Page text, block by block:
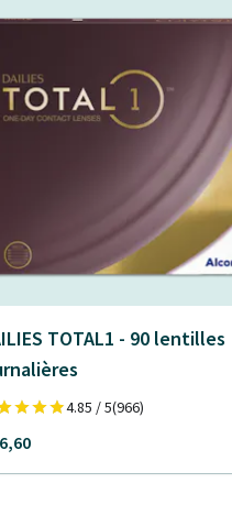
TOTAL1 - 90 lentilles
4.85 / 5(966)